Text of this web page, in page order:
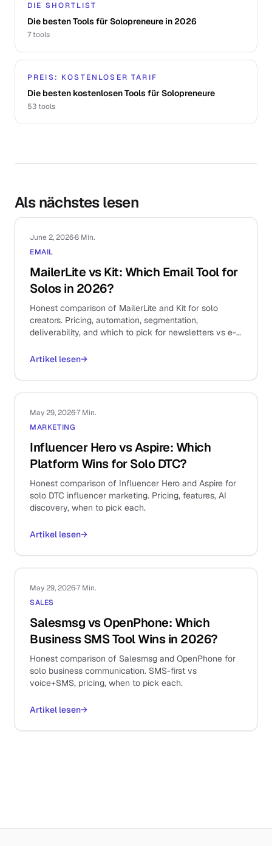
DIE SHORTLIST
Die besten Tools für Solopreneure in 2026
7tools
PREIS: KOSTENLOSER TARIF
Die besten kostenlosen Tools für Solopreneure
53tools
Als nächstes lesen
June 2, 2026·8 Min.
EMAIL
MailerLite vs Kit: Which Email Tool for
Solos in 2026?
Honest comparison of MailerLite and Kit for solo
creators. Pricing, automation, segmentation,
deliverability, and which to pick for newsletters vs e-
Artikel lesen→
May 29, 2026·7 Min.
MARKETING
Influencer Hero vs Aspire: Which
Platform Wins for Solo DTC?
Honest comparison of Influencer Hero and Aspire for
solo DTC influencer marketing. Pricing, features, AI
discovery, when to pick each.
Artikel lesen→
May 29, 2026·7 Min.
SALES
Salesmsg vs OpenPhone: Which
Business SMS Tool Wins in 2026?
Honest comparison of Salesmsg and OpenPhone for
solo business communication. SMS-first vs
voice+SMS, pricing, when to pick each.
Artikel lesen→